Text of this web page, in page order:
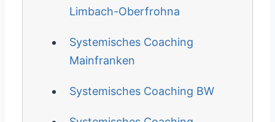
Limbach-Oberfrohna
Systemisches Coaching
Mainfranken
Systemisches Coaching BW